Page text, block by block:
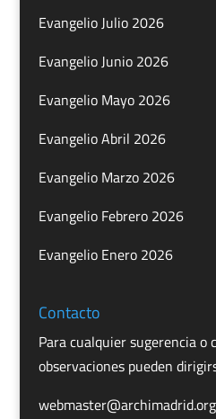
Evangelio Julio 2026
Evangelio Junio 2026
Evangelio Mayo 2026
Evangelio Abril 2026
Evangelio Marzo 2026
Evangelio Febrero 2026
Evangelio Enero 2026
Contacto
Para cualquier sugerencia o
observaciones pueden
webmaster@archimadrid.org